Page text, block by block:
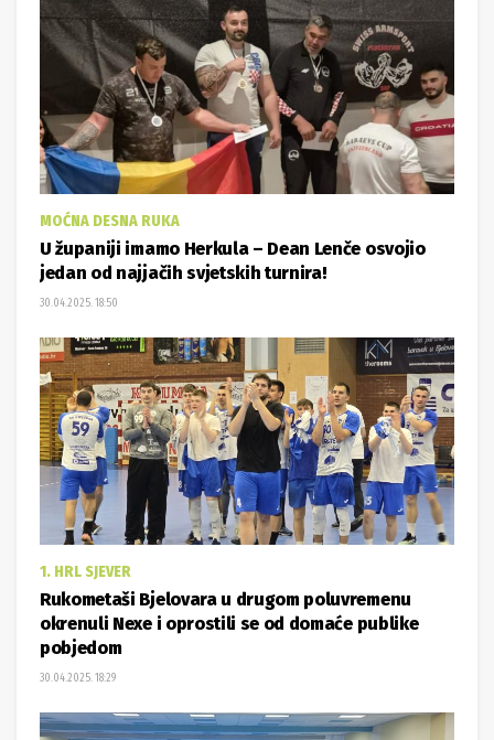
MOĆNA DESNA RUKA
U županiji imamo Herkula – Dean Lenče osvojio
jedan od najjačih svjetskih turnira!
30.04.2025. 18:50
1. HRL SJEVER
Rukometaši Bjelovara u drugom poluvremenu
okrenuli Nexe i oprostili se od domaće publike
pobjedom
30.04.2025. 18:29